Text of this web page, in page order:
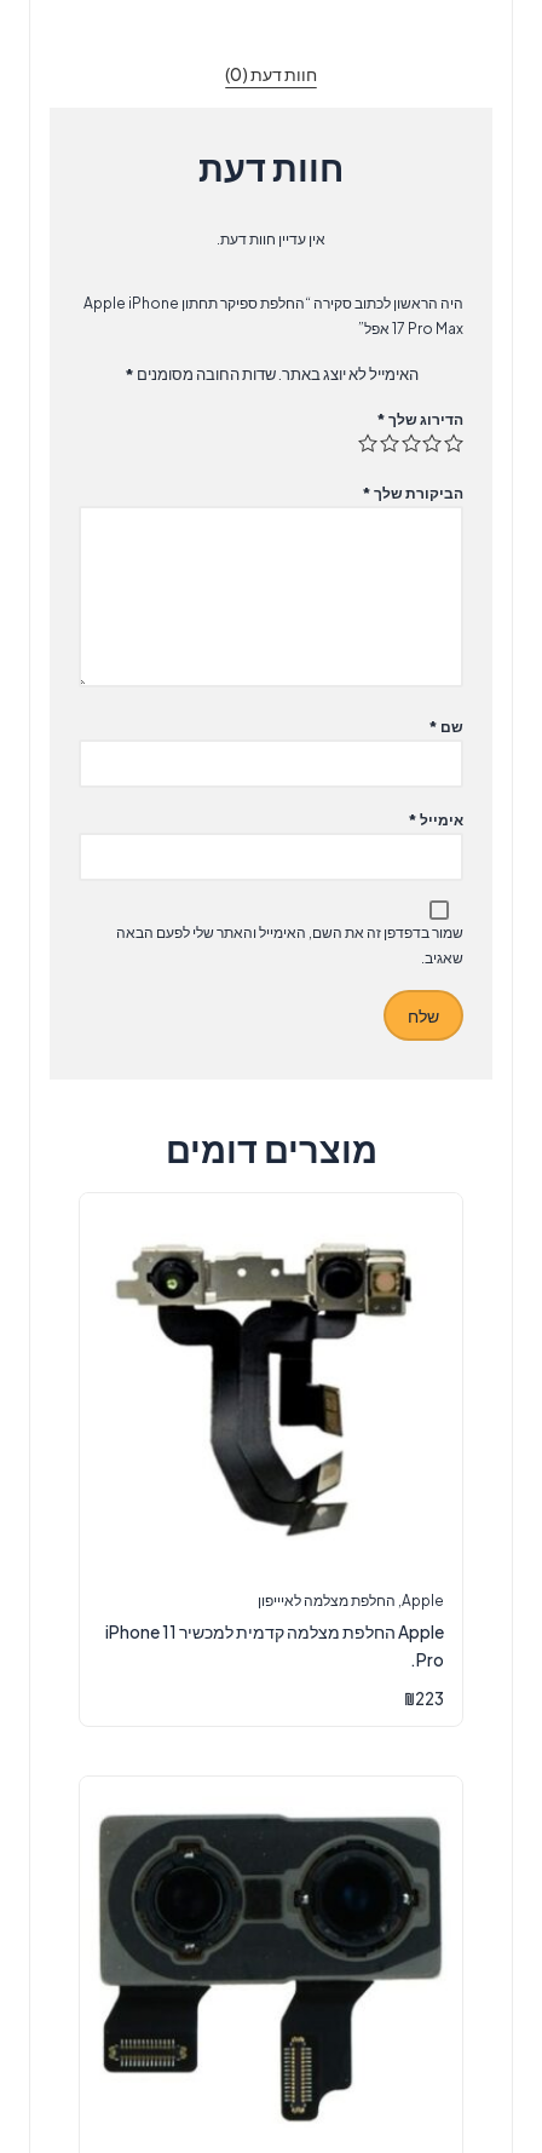
חוות דעת (0)
חוות דעת
אין עדיין חוות דעת.
היה הראשון לכתוב סקירה “‏החלפת ספיקר תחתון Apple iPhone
17 Pro Max אפל”
האימייל לא יוצג באתר. שדות החובה מסומנים *
הדירוג שלך *
הביקורת שלך *
שם *
אימייל *
שמור בדפדפן זה את השם, האימייל והאתר שלי לפעם הבאה
שאגיב.
מוצרים דומים
Apple החלפת מצלמה לאיייפון
Apple החלפת מצלמה קדמית למכשיר iPhone 11
Pro.
₪223